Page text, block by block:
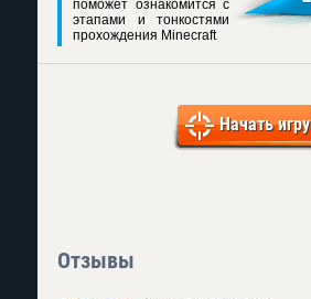
поможет ознакомится с
этапами и тонкостями
прохождения Minecraft
Начать игру
Отзывы